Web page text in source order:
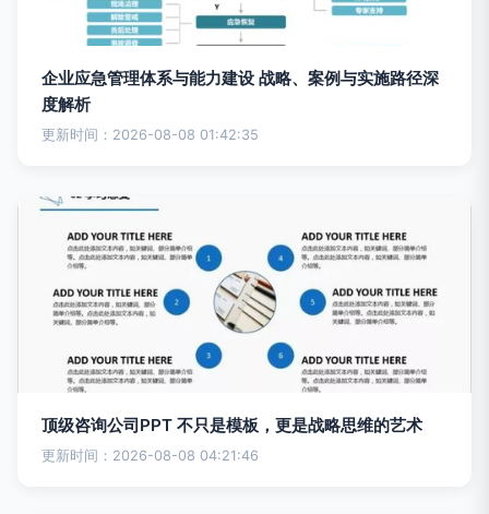
企业应急管理体系与能力建设 战略、案例与实施路径深
度解析
更新时间：2026-08-08 01:42:35
顶级咨询公司PPT 不只是模板，更是战略思维的艺术
更新时间：2026-08-08 04:21:46